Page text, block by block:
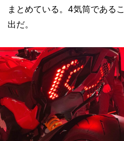
まとめている。4気筒である
出だ。